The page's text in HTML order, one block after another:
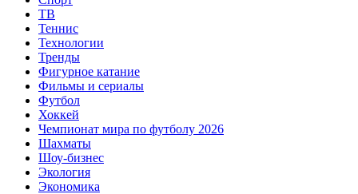
ТВ
Теннис
Технологии
Тренды
Фигурное катание
Фильмы и сериалы
Футбол
Хоккей
Чемпионат мира по футболу 2026
Шахматы
Шоу-бизнес
Экология
Экономика